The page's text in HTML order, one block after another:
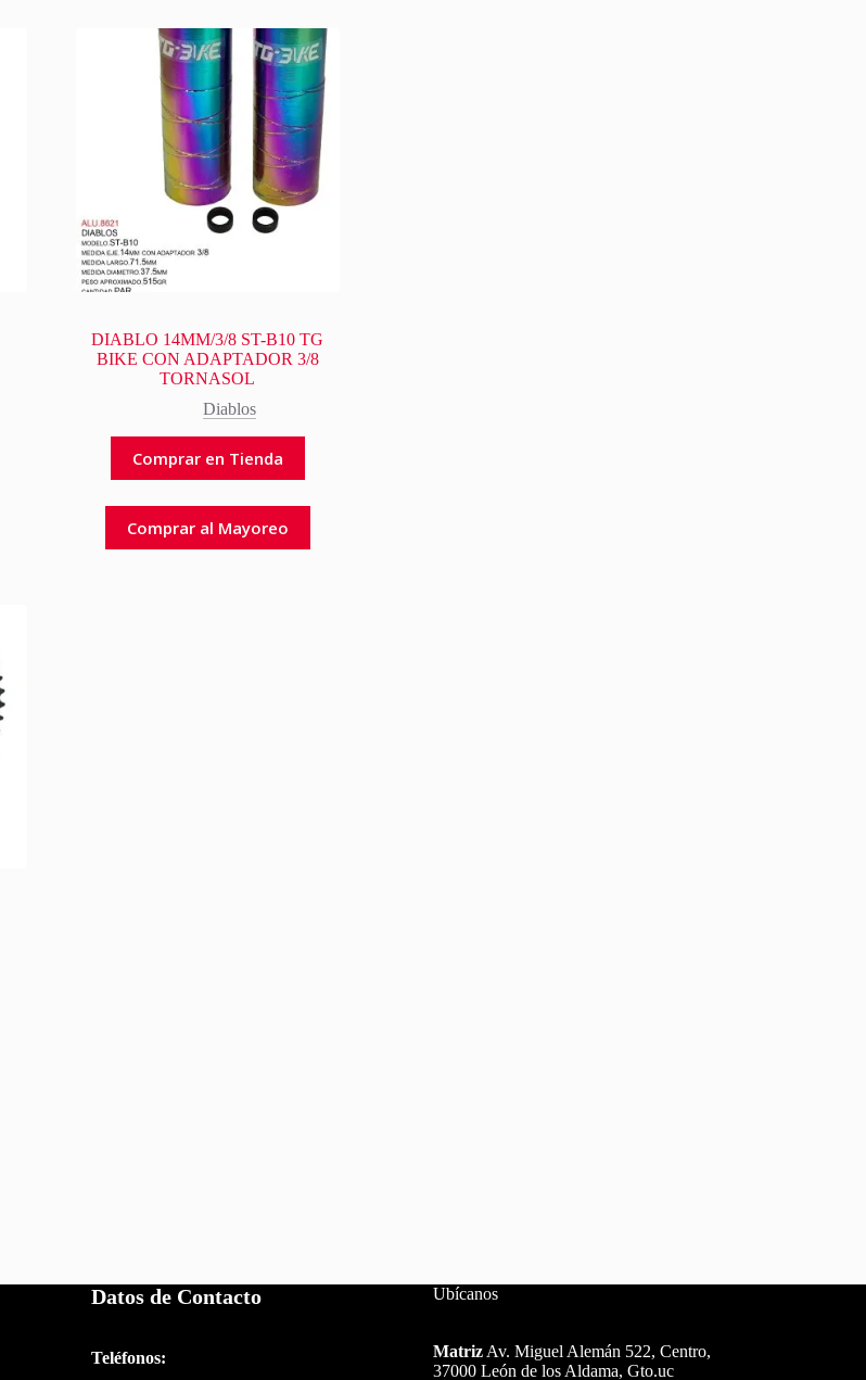
DIABLO 14MM/3/8 ST-B10 TG
BIKE CON ADAPTADOR 3/8
TORNASOL
Diablos
Comprar en Tienda
Comprar al Mayoreo
Datos de Contacto
Teléfonos:
Ubícanos
MatrizAv. Miguel Alemán 522, Centro,
37000 León de los Aldama, Gto.uc